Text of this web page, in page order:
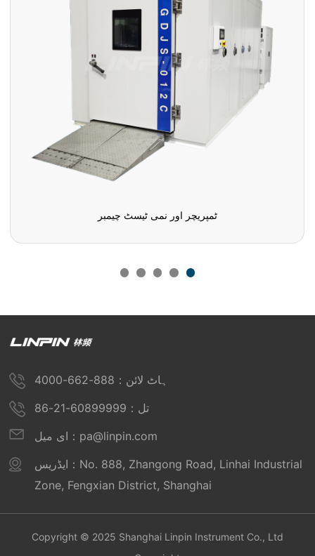
ٹمپریچر اور نمی ٹیسٹ چیمبر
ہاٹ لائن：888-662-4000
تل：60899999-21-86
ای میل：pa@linpin.com
ایڈریس：No. 888, Zhangong Road, Linhai Industrial
Zone, Fengxian District, Shanghai
Copyright © 2025 Shanghai Linpin Instrument Co., Ltd